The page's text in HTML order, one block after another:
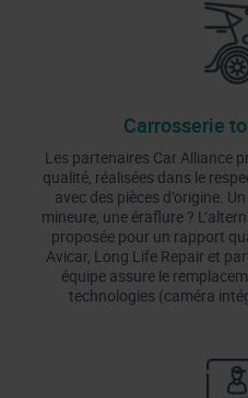
Carrosserie
Les partenaires Car Alliance
qualité, réalisées dans le
avec des pièces d’origine.
mineure, une éraflure ?
proposée pour un rapport
Avicar, Long Life Repair et
équipe assure le
technologies (caméra